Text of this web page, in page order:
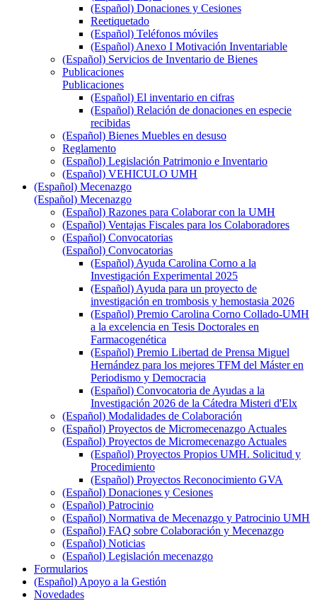
(Español) Donaciones y Cesiones
Reetiquetado
(Español) Teléfonos móviles
(Español) Anexo I Motivación Inventariable
(Español) Servicios de Inventario de Bienes
Publicaciones
Publicaciones
(Español) El inventario en cifras
(Español) Relación de donaciones en especie
recibidas
(Español) Bienes Muebles en desuso
Reglamento
(Español) Legislación Patrimonio e Inventario
(Español) VEHICULO UMH
(Español) Mecenazgo
(Español) Mecenazgo
(Español) Razones para Colaborar con la UMH
(Español) Ventajas Fiscales para los Colaboradores
(Español) Convocatorias
(Español) Convocatorias
(Español) Ayuda Carolina Corno a la
Investigación Experimental 2025
(Español) Ayuda para un proyecto de
investigación en trombosis y hemostasia 2026
(Español) Premio Carolina Corno Collado-UMH
a la excelencia en Tesis Doctorales en
Farmacogenética
(Español) Premio Libertad de Prensa Miguel
Hernández para los mejores TFM del Máster en
Periodismo y Democracia
(Español) Convocatoria de Ayudas a la
Investigación 2026 de la Cátedra Misteri d'Elx
(Español) Modalidades de Colaboración
(Español) Proyectos de Micromecenazgo Actuales
(Español) Proyectos de Micromecenazgo Actuales
(Español) Proyectos Propios UMH. Solicitud y
Procedimiento
(Español) Proyectos Reconocimiento GVA
(Español) Donaciones y Cesiones
(Español) Patrocinio
(Español) Normativa de Mecenazgo y Patrocinio UMH
(Español) FAQ sobre Colaboración y Mecenazgo
(Español) Noticias
(Español) Legislación mecenazgo
Formularios
(Español) Apoyo a la Gestión
Novedades